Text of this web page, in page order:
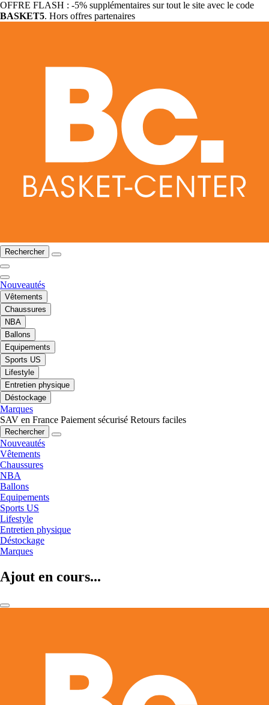
OFFRE FLASH : -5% supplémentaires sur tout le site avec le code
BASKET5. Hors offres partenaires
Rechercher
Nouveautés
Vêtements
Chaussures
NBA
Ballons
Equipements
Sports US
Lifestyle
Entretien physique
Déstockage
Marques
SAV en France Paiement sécurisé Retours faciles
Rechercher
Nouveautés
Vêtements
Chaussures
NBA
Ballons
Equipements
Sports US
Lifestyle
Entretien physique
Déstockage
Marques
Ajout en cours...